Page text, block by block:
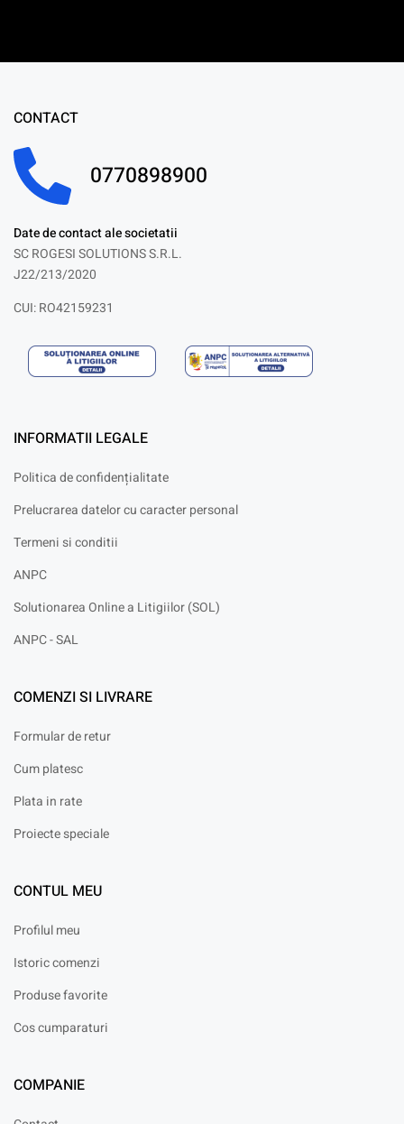
CONTACT
0770898900
Date de contact ale societatii
SC ROGESI SOLUTIONS S.R.L.
J22/213/2020
CUI: RO42159231
INFORMATII LEGALE
Politica de confidențialitate
Prelucrarea datelor cu caracter personal
Termeni si conditii
ANPC
Solutionarea Online a Litigiilor (SOL)
ANPC - SAL
COMENZI SI LIVRARE
Formular de retur
Cum platesc
Plata in rate
Proiecte speciale
CONTUL MEU
Profilul meu
Istoric comenzi
Produse favorite
Cos cumparaturi
COMPANIE